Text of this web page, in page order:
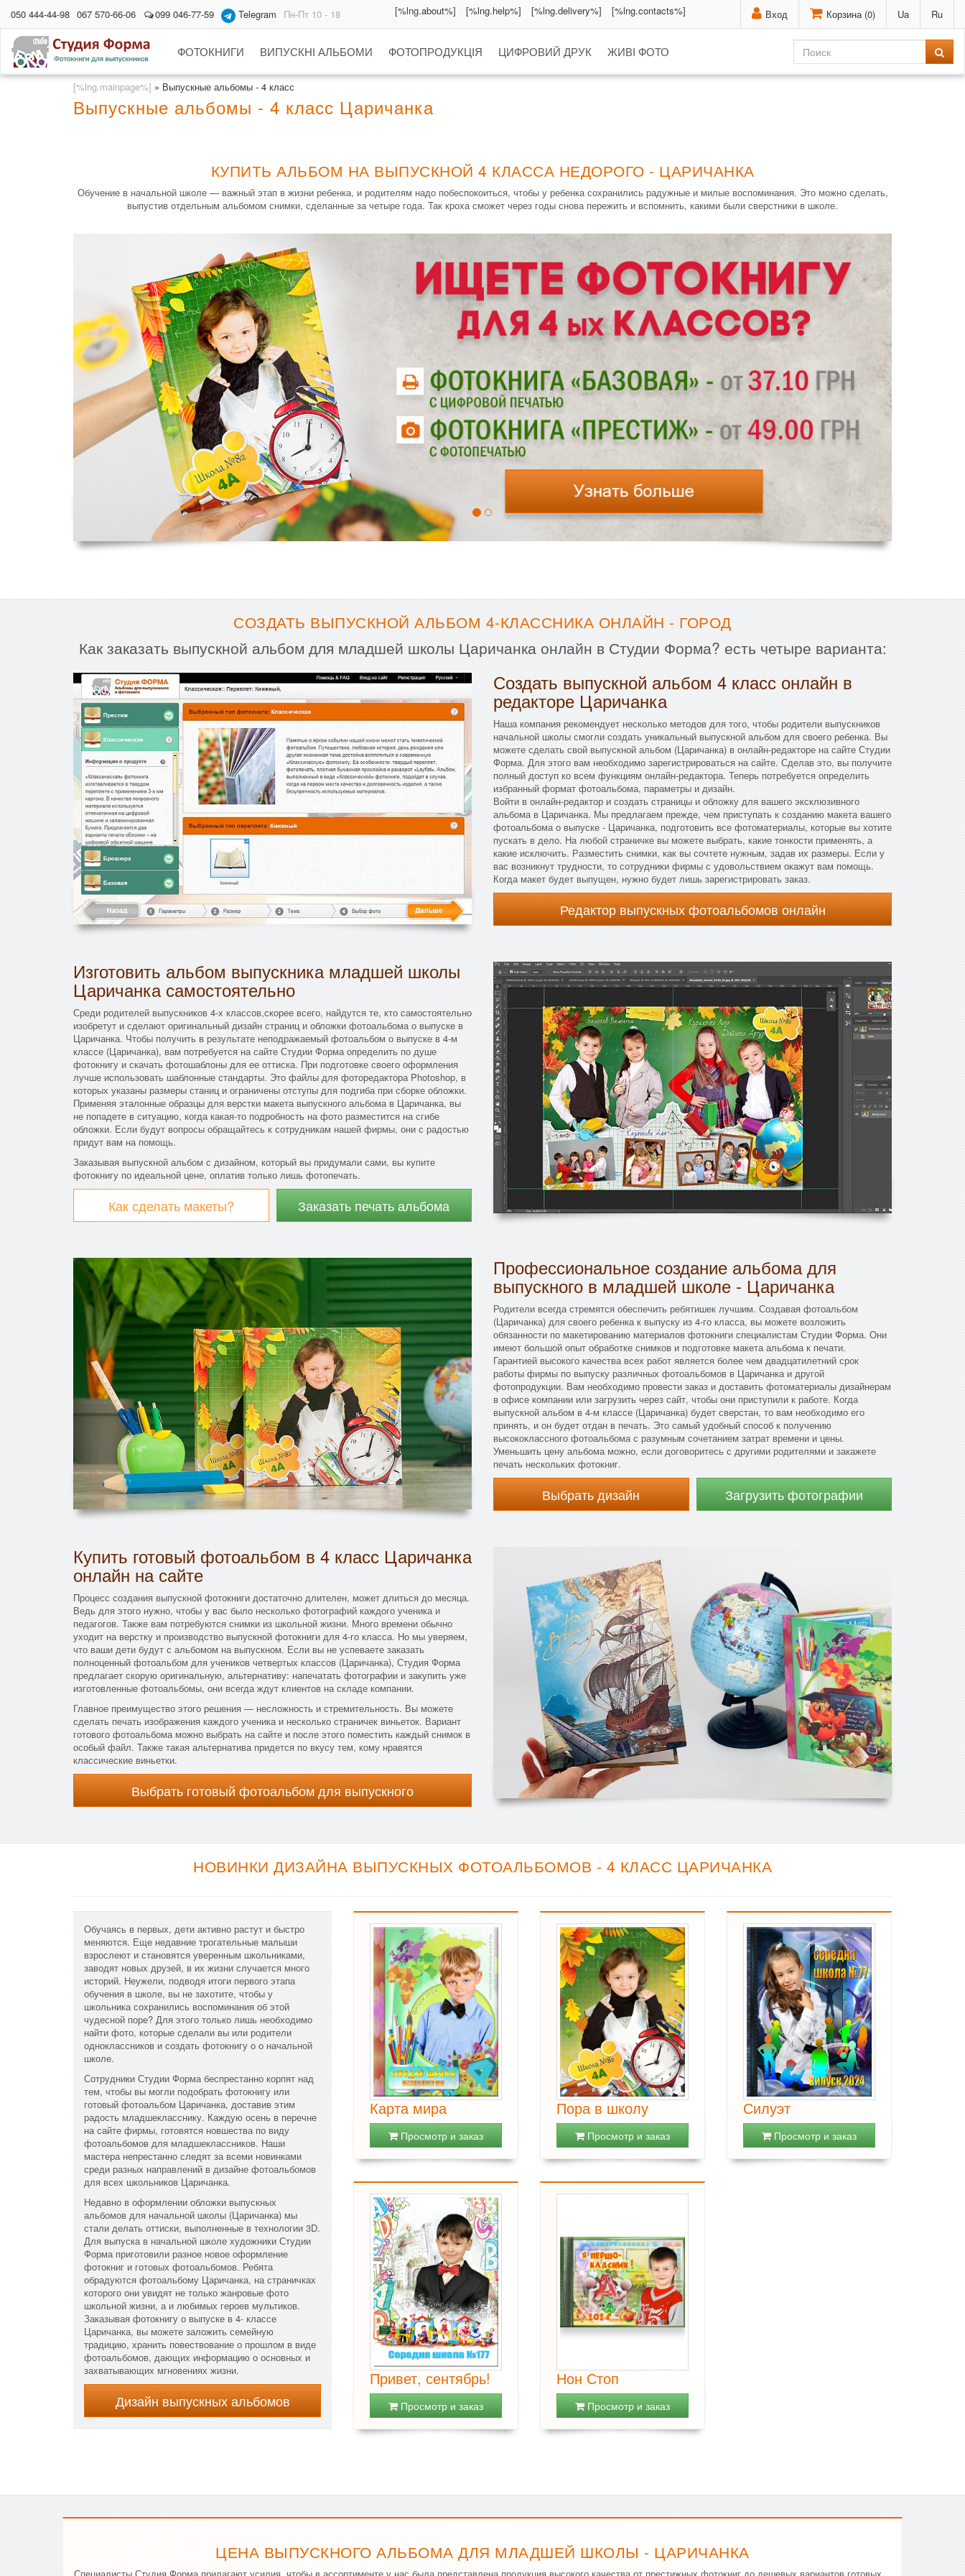
Вход Корзина (0) Ua Ru
050 444-44-98 067 570-66-06 099 046-77-59 Telegram Пн-Пт 10 - 18 [%lng.about%] [%lng.help%] [%lng.delivery%] [%lng.contacts%]
ФОТОКНИГИ ВИПУСКНІ АЛЬБОМИ ФОТОПРОДУКЦІЯ ЦИФРОВИЙ ДРУК ЖИВІ ФОТО
[%lng.mainpage%] » Выпускные альбомы - 4 класс
Выпускные альбомы - 4 класс Царичанка
КУПИТЬ АЛЬБОМ НА ВЫПУСКНОЙ 4 КЛАССА НЕДОРОГО - ЦАРИЧАНКА
Обучение в начальной школе — важный этап в жизни ребенка, и родителям надо побеспокоиться, чтобы у ребенка сохранились радужные и милые воспоминания. Это можно сделать,
выпустив отдельным альбомом снимки, сделанные за четыре года. Так кроха сможет через годы снова пережить и вспомнить, какими были сверстники в школе.
СОЗДАТЬ ВЫПУСКНОЙ АЛЬБОМ 4-КЛАССНИКА ОНЛАЙН - ГОРОД
Как заказать выпускной альбом для младшей школы Царичанка онлайн в Студии Форма? есть четыре варианта:
Создать выпускной альбом 4 класс онлайн в
редакторе Царичанка
Наша компания рекомендует несколько методов для того, чтобы родители выпускников
начальной школы смогли создать уникальный выпускной альбом для своего ребенка. Вы
можете сделать свой выпускной альбом (Царичанка) в онлайн-редакторе на сайте Студии
Форма. Для этого вам необходимо зарегистрироваться на сайте. Сделав это, вы получите
полный доступ ко всем функциям онлайн-редактора. Теперь потребуется определить
избранный формат фотоальбома, параметры и дизайн.
Войти в онлайн-редактор и создать страницы и обложку для вашего эксклюзивного
альбома в Царичанка. Мы предлагаем прежде, чем приступать к созданию макета вашего
фотоальбома о выпуске - Царичанка, подготовить все фотоматериалы, которые вы хотите
пускать в дело. На любой страничке вы можете выбрать, какие тонкости применять, а
какие исключить. Разместить снимки, как вы сочтете нужным, задав их размеры. Если у
вас возникнут трудности, то сотрудники фирмы с удовольствием окажут вам помощь.
Когда макет будет выпущен, нужно будет лишь зарегистрировать заказ.
Редактор выпускных фотоальбомов онлайн
Изготовить альбом выпускника младшей школы
Царичанка самостоятельно
Среди родителей выпускников 4-х классов,скорее всего, найдутся те, кто самостоятельно
изобретут и сделают оригинальный дизайн страниц и обложки фотоальбома о выпуске в
Царичанка. Чтобы получить в результате неподражаемый фотоальбом о выпуске в 4-м
классе (Царичанка), вам потребуется на сайте Студии Форма определить по душе
фотокнигу и скачать фотошаблоны для ее оттиска. При подготовке своего оформления
лучше использовать шаблонные стандарты. Это файлы для фоторедактора Photoshop, в
которых указаны размеры станиц и ограничены отступы для подгиба при сборке обложки.
Применяя эталонные образцы для верстки макета выпускного альбома в Царичанка, вы
не попадете в ситуацию, когда какая-то подробность на фото разместится на сгибе
обложки. Если будут вопросы обращайтесь к сотрудникам нашей фирмы, они с радостью
придут вам на помощь.
Заказывая выпускной альбом с дизайном, который вы придумали сами, вы купите
фотокнигу по идеальной цене, оплатив только лишь фотопечать.
Как сделать макеты? Заказать печать альбома
Профессиональное создание альбома для
выпускного в младшей школе - Царичанка
Родители всегда стремятся обеспечить ребятишек лучшим. Создавая фотоальбом
(Царичанка) для своего ребенка к выпуску из 4-го класса, вы можете возложить
обязанности по макетированию материалов фотокниги специалистам Студии Форма. Они
имеют большой опыт обработке снимков и подготовке макета альбома к печати.
Гарантией высокого качества всех работ является более чем двадцатилетний срок
работы фирмы по выпуску различных фотоальбомов в Царичанка и другой
фотопродукции. Вам необходимо провести заказ и доставить фотоматериалы дизайнерам
в офисе компании или загрузить через сайт, чтобы они приступили к работе. Когда
выпускной альбом в 4-м классе (Царичанка) будет сверстан, то вам необходимо его
принять, и он будет отдан в печать. Это самый удобный способ к получению
высококлассного фотоальбома с разумным сочетанием затрат времени и цены.
Уменьшить цену альбома можно, если договоритесь с другими родителями и закажете
печать нескольких фотокниг.
Выбрать дизайн Загрузить фотографии
Купить готовый фотоальбом в 4 класс Царичанка
онлайн на сайте
Процесс создания выпускной фотокниги достаточно длителен, может длиться до месяца.
Ведь для этого нужно, чтобы у вас было несколько фотографий каждого ученика и
педагогов. Также вам потребуются снимки из школьной жизни. Много времени обычно
уходит на верстку и производство выпускной фотокниги для 4-го класса. Но мы уверяем,
что ваши дети будут с альбомом на выпускном. Если вы не успеваете заказать
полноценный фотоальбом для учеников четвертых классов (Царичанка), Студия Форма
предлагает скорую оригинальную, альтернативу: напечатать фотографии и закупить уже
изготовленные фотоальбомы, они всегда ждут клиентов на складе компании.
Главное преимущество этого решения — несложность и стремительность. Вы можете
сделать печать изображения каждого ученика и несколько страничек виньеток. Вариант
готового фотоальбома можно выбрать на сайте и после этого поместить каждый снимок в
особый файл. Также такая альтернатива придется по вкусу тем, кому нравятся
классические виньетки.
Выбрать готовый фотоальбом для выпускного
НОВИНКИ ДИЗАЙНА ВЫПУСКНЫХ ФОТОАЛЬБОМОВ - 4 КЛАСС ЦАРИЧАНКА
Обучаясь в первых, дети активно растут и быстро
меняются. Еще недавние трогательные малыши
взрослеют и становятся уверенным школьниками,
заводят новых друзей, в их жизни случается много
историй. Неужели, подводя итоги первого этапа
обучения в школе, вы не захотите, чтобы у
школьника сохранились воспоминания об этой
чудесной поре? Для этого только лишь необходимо
найти фото, которые сделали вы или родители
одноклассников и создать фотокнигу о о начальной
школе.
Сотрудники Студии Форма беспрестанно корпят над
тем, чтобы вы могли подобрать фотокнигу или
готовый фотоальбом Царичанка, доставив этим
радость младшекласснику. Каждую осень в перечне
на сайте фирмы, готовятся новшества по виду
фотоальбомов для младшеклассников. Наши
мастера непрестанно следят за всеми новинками
среди разных направлений в дизайне фотоальбомов
для всех школьников Царичанка.
Недавно в оформлении обложки выпускных
альбомов для начальной школы (Царичанка) мы
стали делать оттиски, выполненные в технологии 3D.
Для выпуска в начальной школе художники Студии
Форма приготовили разное новое оформление
фотокниг и готовых фотоальбомов. Ребята
обрадуются фотоальбому Царичанка, на страничках
которого они увидят не только жанровые фото
школьной жизни, а и любимых героев мультиков.
Заказывая фотокнигу о выпуске в 4- классе
Царичанка, вы можете заложить семейную
традицию, хранить повествование о прошлом в виде
фотоальбомов, дающих информацию о основных и
захватывающих мгновениях жизни.
Дизайн выпускных альбомов
Карта мира
Просмотр и заказ
Пора в школу
Просмотр и заказ
Силуэт
Просмотр и заказ
Привет, сентябрь!
Просмотр и заказ
Нон Стоп
Просмотр и заказ
ЦЕНА ВЫПУСКНОГО АЛЬБОМА ДЛЯ МЛАДШЕЙ ШКОЛЫ - ЦАРИЧАНКА
Специалисты Студия Форма прилагают усилия, чтобы в ассортименте у нас была представлена продукция высокого качества от престижных фотокниг до дешевых вариантов готовых